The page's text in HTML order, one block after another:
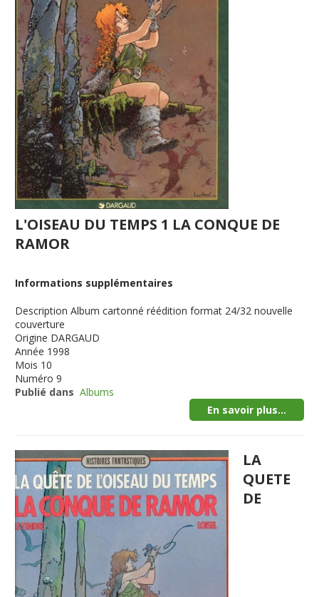
L'OISEAU DU TEMPS 1 LA CONQUE DE
RAMOR
Informations supplémentaires
Description Album cartonné réédition format 24/32 nouvelle
couverture
Origine DARGAUD
Année 1998
Mois 10
Numéro 9
Publié dans Albums
En savoir plus...
LA
QUETE
DE